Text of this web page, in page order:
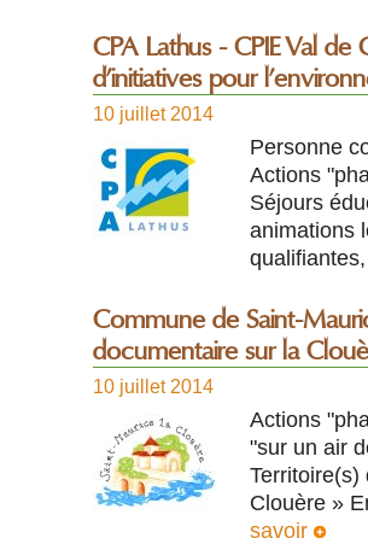
CPA Lathus - CPIE Val
d’initiatives pour
10 juillet 2014
Personne
Actions
Séjours
animations
Commune de Saint-
documentaire sur la
10 juillet 2014
Actions
"sur un air
Territoire(s)
Clouère »
savoir